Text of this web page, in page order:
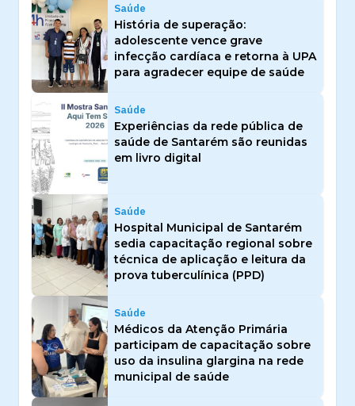
Saúde
História de superação:
adolescente vence grave
infecção cardíaca e retorna à UPA
para agradecer equipe de saúde
Saúde
Experiências da rede pública de
saúde de Santarém são reunidas
em livro digital
Saúde
Hospital Municipal de Santarém
sedia capacitação regional sobre
técnica de aplicação e leitura da
prova tuberculínica (PPD)
Saúde
Médicos da Atenção Primária
participam de capacitação sobre
uso da insulina glargina na rede
municipal de saúde